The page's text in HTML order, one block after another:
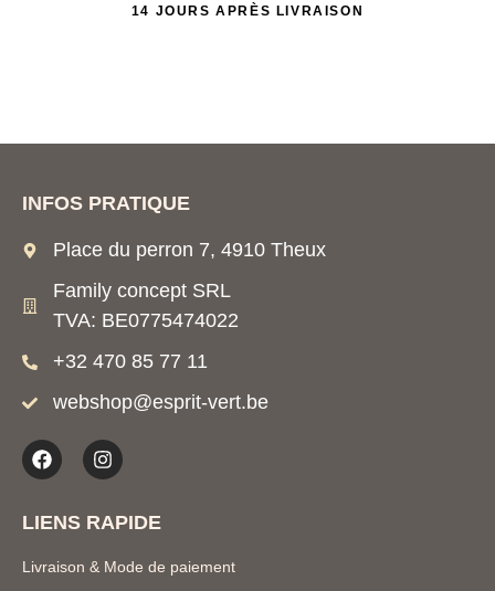
14 JOURS APRÈS LIVRAISON
INFOS PRATIQUE
Place du perron 7, 4910 Theux
Family concept SRL
TVA: BE0775474022
+32 470 85 77 11
webshop@esprit-vert.be
LIENS RAPIDE
Livraison & Mode de paiement